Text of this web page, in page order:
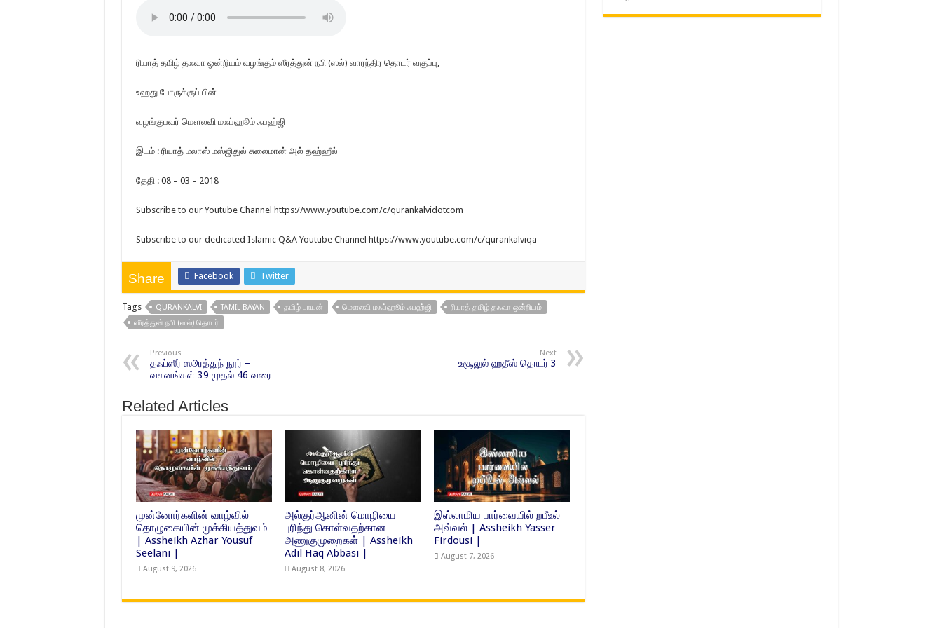
ரியாத் தமிழ் தஃவா ஒன்றியம் வழங்கும் ஸீரத்துன் நபி (ஸல்) வாரந்திர தொடர் வகுப்பு,
உஹது போருக்குப் பின்
வழங்குபவர் மௌலவி மஃப்ஹூம் ஃபஹ்ஜி
இடம் : ரியாத் மலாஸ் மஸ்ஜிதுல் சுலைமான் அல் தஹ்ஹீல்
தேதி : 08 – 03 – 2018
Subscribe to our Youtube Channel https://www.youtube.com/c/qurankalvidotcom
Subscribe to our dedicated Islamic Q&A Youtube Channel https://www.youtube.com/c/qurankalviqa
Share Facebook Twitter
Tags QURANKALVI TAMIL BAYAN தமிழ் பாயன் மௌலவி மஃப்ஹூம் ஃபஹ்ஜி
ரியாத் தமிழ் தஃவா ஒன்றியம்
ஸீரத்துன் நபி (ஸல்) தொடர்
Previous
தஃப்ஸீர் ஸூரத்துந் நூர் –
வசனங்கள் 39 முதல் 46 வரை
Next
உசூலுல் ஹதீஸ் தொடர் 3
Related Articles
முன்னோர்களின் வாழ்வில்
தொழுகையின் முக்கியத்துவம்
| Assheikh Azhar Yousuf
Seelani |
August 9, 2026
அல்குர்ஆனின் மொழியை
புரிந்து கொள்வதற்கான
அணுகுமுறைகள் | Assheikh
Adil Haq Abbasi |
August 8, 2026
இஸ்லாமிய பார்வையில் றபீஉல்
அவ்வல் | Assheikh Yasser
Firdousi |
August 7, 2026